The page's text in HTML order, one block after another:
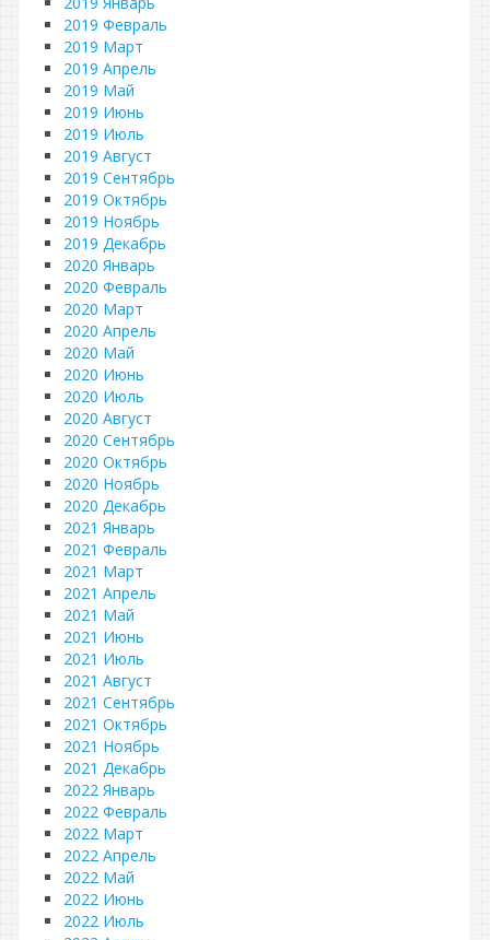
2019 Февраль
2019 Март
2019 Апрель
2019 Май
2019 Июнь
2019 Июль
2019 Август
2019 Сентябрь
2019 Октябрь
2019 Ноябрь
2019 Декабрь
2020 Январь
2020 Февраль
2020 Март
2020 Апрель
2020 Май
2020 Июнь
2020 Июль
2020 Август
2020 Сентябрь
2020 Октябрь
2020 Ноябрь
2020 Декабрь
2021 Январь
2021 Февраль
2021 Март
2021 Апрель
2021 Май
2021 Июнь
2021 Июль
2021 Август
2021 Сентябрь
2021 Октябрь
2021 Ноябрь
2021 Декабрь
2022 Январь
2022 Февраль
2022 Март
2022 Апрель
2022 Май
2022 Июнь
2022 Июль